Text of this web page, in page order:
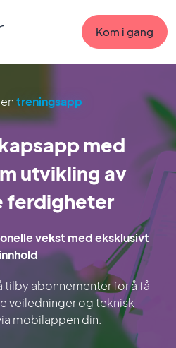
Kom i gang
treningsapp
med
utvikling av
ferdigheter
vekst med eksklusivt
innhold
abonnementer for å få
veiledninger og teknisk
mobilappen din.